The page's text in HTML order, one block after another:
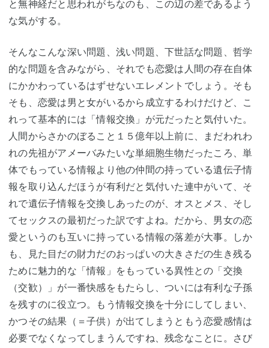
と無神経だと思われがちなのも、この辺の差であるよう
な気がする。
そんなこんな深い問題、浅い問題、下世話な問題、哲学
的な問題を含みながら、それでも恋愛は人間の存在自体
にかかわっているはずせないエレメントでしょう。そも
そも、恋愛は男と女がいるから成立するわけだけど、こ
れって基本的には「情報交換」が元だったと気付いた。
人間からさかのぼること１５億年以上前に、まだわれわ
れの先祖がアメーバみたいな単細胞生物だったころ、単
体でもっている情報より他の仲間の持っている遺伝子情
報を取り込んだほうが有利だと気付いた連中がいて、そ
れで遺伝子情報を交換しあったのが、オスとメス、そし
てセックスの最初だった訳ですよね。だから、男女の恋
愛というのも互いに持っている情報の落差が大事。しか
も、見た目だの財力だのおっぱいの大きさだの生き残る
ために魅力的な「情報」をもっている異性との「交換
（交歓）」が一番快感をもたらし、ついには有利な子孫
を残すのに役立つ。もう情報交換を十分にしてしまい、
かつその結果（＝子供）が出てしまうともう恋愛感情は
必要でなくなってしまうんですね、残念なことに。さび